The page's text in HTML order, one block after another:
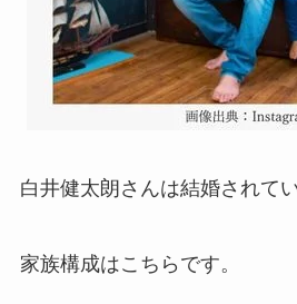
白井健太朗さんは結婚されてい
家族構成はこちらです。